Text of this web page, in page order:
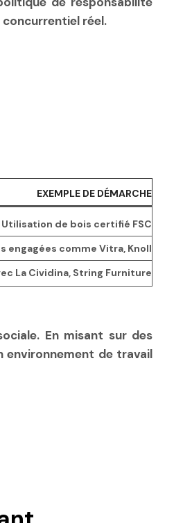
concurrentiel réel.
EXEMPLE DE DÉMARCHE
Utilisation de bois certifié FSC
engagées comme Vitra, Knoll
La Cividina, String Furniture
En misant sur des
environnement de travail